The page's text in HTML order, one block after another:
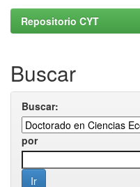
Repositorio CYT
Buscar
Buscar:
por